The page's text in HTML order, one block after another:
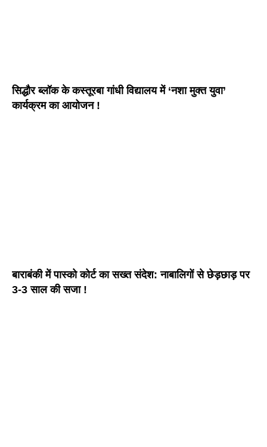
सिद्धौर ब्लॉक के कस्तूरबा गांधी विद्यालय में ‘नशा मुक्त युवा’
कार्यक्रम का आयोजन !
बाराबंकी में पास्को कोर्ट का सख्त संदेश: नाबालिगों से छेड़छाड़ पर
3-3 साल की सजा !